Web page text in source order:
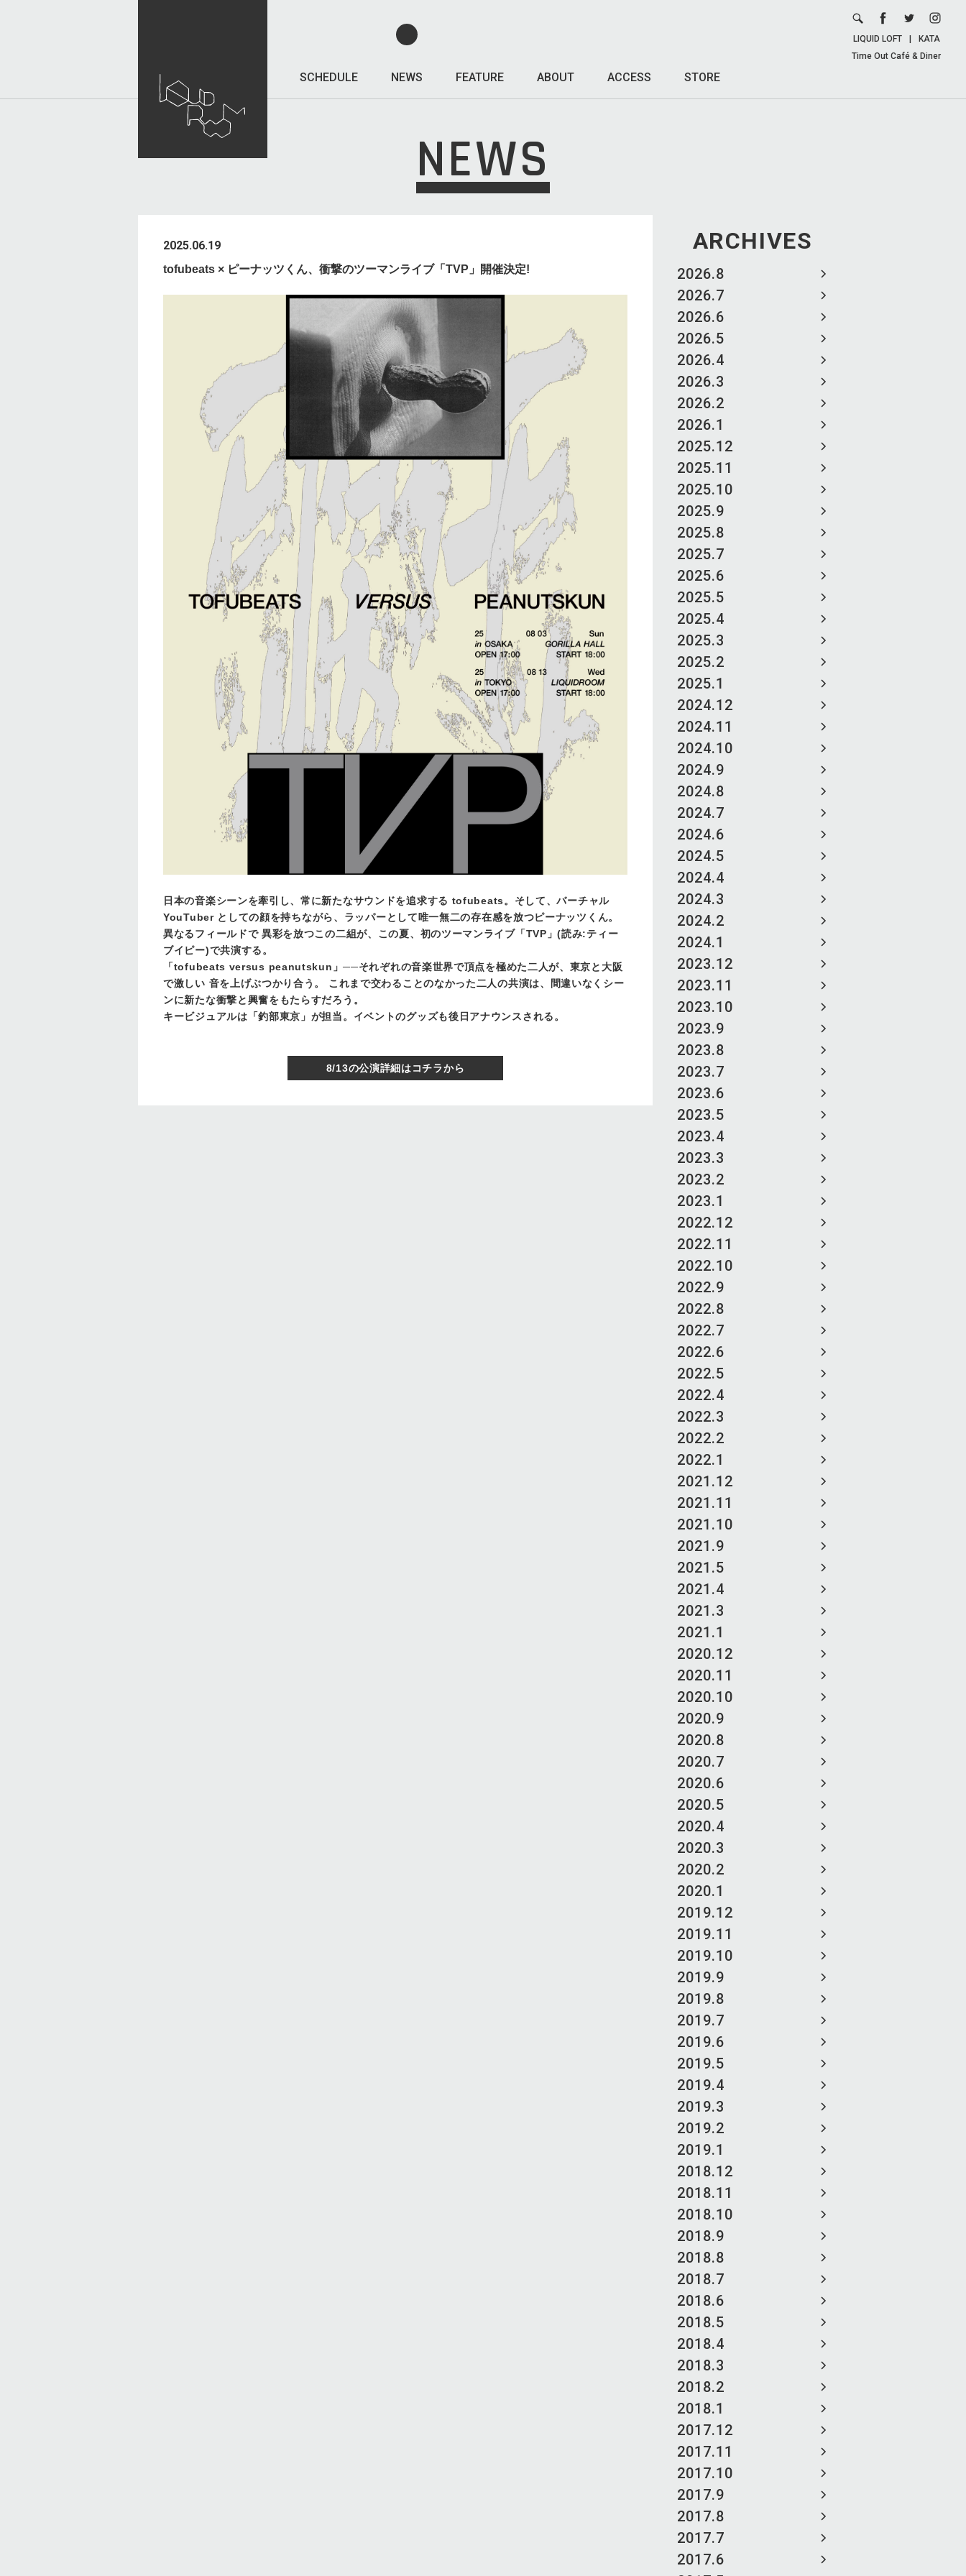
SCHEDULE NEWS FEATURE ABOUT ACCESS STORE
LIQUID LOFT
KATA
Time Out Café & Diner
NEWS
ARCHIVES
2026.8
2026.7
2026.6
2026.5
2026.4
2026.3
2026.2
2026.1
2025.12
2025.11
2025.10
2025.9
2025.8
2025.7
2025.6
2025.5
2025.4
2025.3
2025.2
2025.1
2024.12
2024.11
2024.10
2024.9
2024.8
2024.7
2024.6
2024.5
2024.4
2024.3
2024.2
2024.1
2023.12
2023.11
2023.10
2023.9
2023.8
2023.7
2023.6
2023.5
2023.4
2023.3
2023.2
2023.1
2022.12
2022.11
2022.10
2022.9
2022.8
2022.7
2022.6
2022.5
2022.4
2022.3
2022.2
2022.1
2021.12
2021.11
2021.10
2021.9
2021.5
2021.4
2021.3
2021.1
2020.12
2020.11
2020.10
2020.9
2020.8
2020.7
2020.6
2020.5
2020.4
2020.3
2020.2
2020.1
2019.12
2019.11
2019.10
2019.9
2019.8
2019.7
2019.6
2019.5
2019.4
2019.3
2019.2
2019.1
2018.12
2018.11
2018.10
2018.9
2018.8
2018.7
2018.6
2018.5
2018.4
2018.3
2018.2
2018.1
2017.12
2017.11
2017.10
2017.9
2017.8
2017.7
2017.6
2025.06.19
tofubeats × ピーナッツくん、衝撃のツーマンライブ「TVP」開催決定!
日本の音楽シーンを牽引し、常に新たなサウンドを追求する tofubeats。そして、バーチャル
YouTuber としての顔を持ちながら、ラッパーとして唯一無二の存在感を放つピーナッツくん。
異なるフィールドで 異彩を放つこの二組が、この夏、初のツーマンライブ「TVP」(読み:ティー
ブイピー)で共演する。
「tofubeats versus peanutskun」──それぞれの音楽世界で頂点を極めた二人が、東京と大阪
で激しい 音を上げぶつかり合う。 これまで交わることのなかった二人の共演は、間違いなくシー
ンに新たな衝撃と興奮をもたらすだろう。
キービジュアルは「釣部東京」が担当。イベントのグッズも後日アナウンスされる。
8/13の公演詳細はコチラから